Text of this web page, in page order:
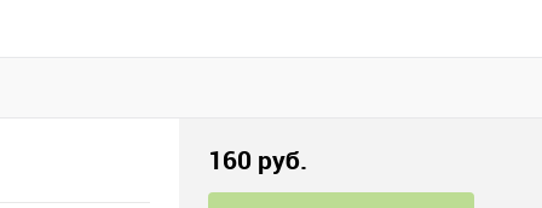
160 руб.